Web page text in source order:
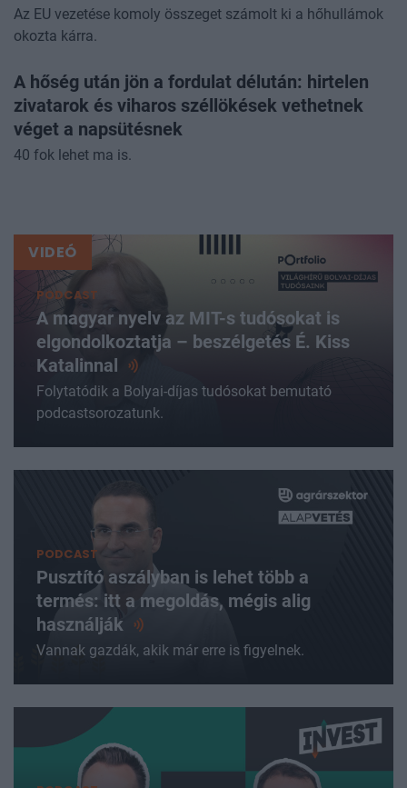
Az EU vezetése komoly összeget számolt ki a hőhullámok
okozta kárra.
A hőség után jön a fordulat délután: hirtelen
zivatarok és viharos széllökések vethetnek
véget a napsütésnek
40 fok lehet ma is.
VIDEÓ
PODCAST
A magyar nyelv az MIT-s tudósokat is
elgondolkoztatja – beszélgetés É. Kiss
Katalinnal
Folytatódik a Bolyai-díjas tudósokat bemutató
podcastsorozatunk.
PODCAST
Pusztító aszályban is lehet több a
termés: itt a megoldás, mégis alig
használják
Vannak gazdák, akik már erre is figyelnek.